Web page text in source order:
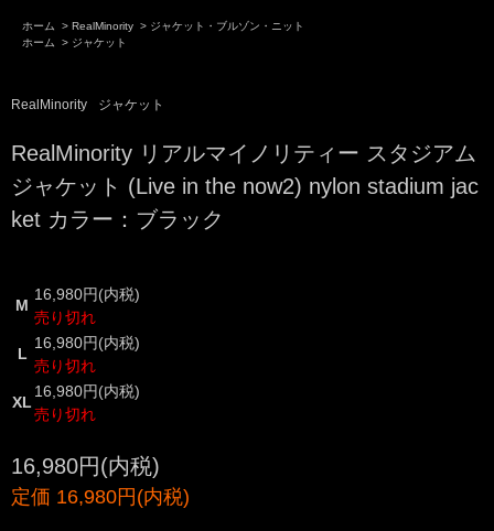
ホーム > RealMinority > ジャケット・ブルゾン・ニット
ホーム
> ジャケット
RealMinority ジャケット
RealMinority リアルマイノリティー スタジアム
ジャケット (Live in the now2) nylon stadium jac
ket カラー：ブラック
M
16,980円(内税)
売り切れ
L
16,980円(内税)
売り切れ
XL
16,980円(内税)
売り切れ
16,980円(内税)
定価 16,980円(内税)